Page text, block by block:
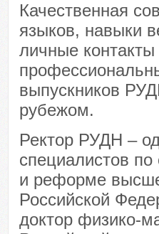
Качественная
языков, навыки
личные
выпускников
рубежом.
Ректор РУДН –
специалистов по
и реформе
Российской
доктор физико-